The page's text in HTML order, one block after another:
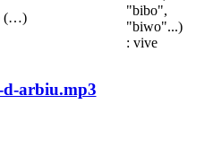
(…)
"bibo",
"biwo"...)
: vive
d-arbiu.mp3